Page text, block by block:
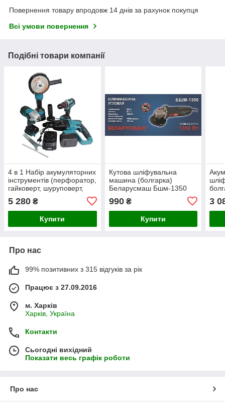
Повернення товару впродовж 14 днів за рахунок покупця
Всі умови повернення
Подібні товари компанії
4 в 1 Набір акумуляторних
інструментів (перфоратор,
гайковерт, шуруповерт,
машина)
5 280 ₴
Купити
Кутова шліфувальна
машина (болгарка)
Беларусмаш Бшм-1350
990₴
Купити
3
Про нас
99% позитивних з 315 відгуків за рік
Працює з 27.09.2016
м. Харків
Харків, Україна
Контакти
Сьогодні вихідний
Показати весь графік роботи
Про нас